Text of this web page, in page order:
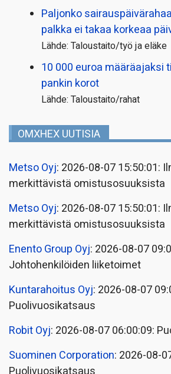
Paljonko
palkka ei takaa korkeaa
Lähde: Taloustaito/työ ja eläke
10 000 euroa määräajaksi
pankin korot
Lähde: Taloustaito/rahat
OMXHEX UUTISIA
Metso Oyj: 2026-08-07 15:50:01:
merkittävistä omistusosuuksista
Metso Oyj: 2026-08-07 15:50:01:
merkittävistä omistusosuuksista
Enento Group Oyj: 2026-08-07
Johtohenkilöiden liiketoimet
Kuntarahoitus Oyj: 2026-08-07
Puolivuosikatsaus
Robit Oyj: 2026-08-07 06:00:09:
Suominen Corporation: 2026-08-